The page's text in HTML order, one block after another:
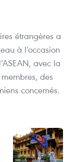
étrangères a
à l’occasion
avec la
des
concernés.